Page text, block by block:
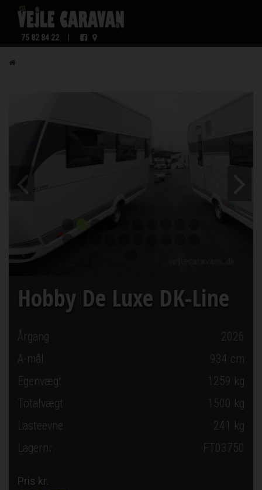
75 82 84 22
Hobby De Luxe DK-Line
Årgang
2026
A-mål
934 cm
Egenvægt
1259 kg
Totalvægt
1500 kg
Lasteevne
241 kg
Lagernr.
FT03750
Pris kr.